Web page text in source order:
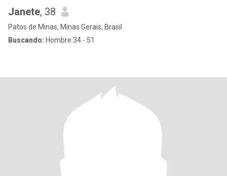
Janete, 38
Patos de Minas, Minas Gerais, Brasil
Buscando: Hombre 34 - 51